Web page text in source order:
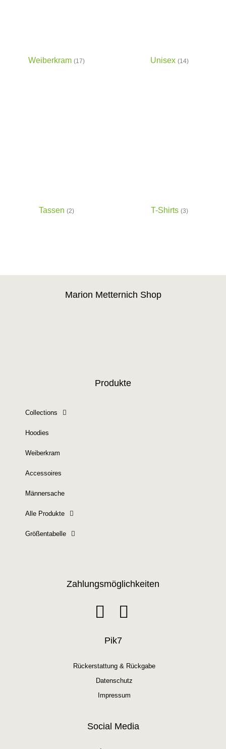
Weiberkram (17) Unisex (14)
Tassen (2) T-Shirts (3)
Marion Metternich Shop
Produkte
Collections
Hoodies
Weiberkram
Accessoires
Männersache
Alle Produkte
Größentabelle
Zahlungsmöglichkeiten
Pik7
Rückerstattung & Rückgabe
Datenschutz
Impressum
Social Media